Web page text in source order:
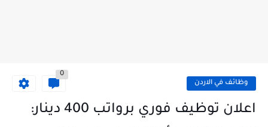
وظائف في الاردن
0
اعلان توظيف فوري برواتب 400 دينار: